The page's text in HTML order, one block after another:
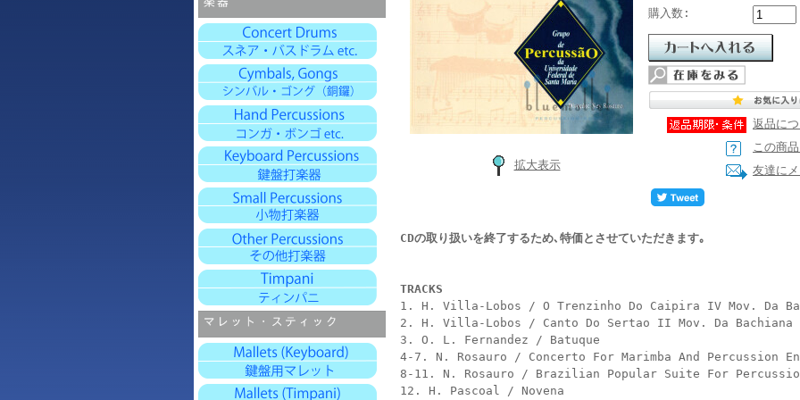
拡大表示
購入数:
返品に
この商
友達に
CDの取り扱いを終了するため､特価とさせていただきます｡
TRACKS
1. H. Villa-Lobos / O Trenzinho Do Caipira IV Mov. Da
2. H. Villa-Lobos / Canto Do Sertao II Mov. Da Bachiana
3. O. L. Fernandez / Batuque
4-7. N. Rosauro / Concerto For Marimba And Percussion
8-11. N. Rosauro / Brazilian Popular Suite For
12. H. Pascoal / Novena